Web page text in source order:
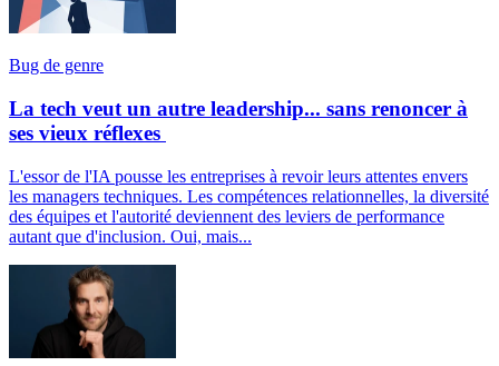
Bug de genre
La tech veut un autre leadership... sans renoncer à
ses vieux réflexes
L'essor de l'IA pousse les entreprises à revoir leurs attentes envers
les managers techniques. Les compétences relationnelles, la diversité
des équipes et l'autorité deviennent des leviers de performance
autant que d'inclusion. Oui, mais...